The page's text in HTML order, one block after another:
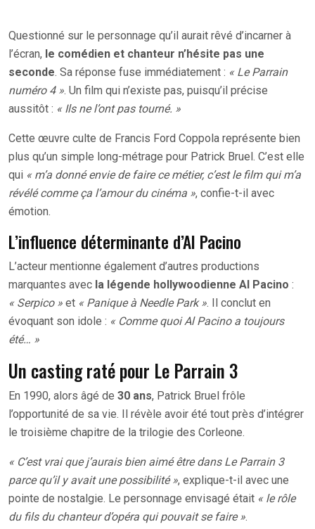
Questionné sur le personnage qu’il aurait rêvé d’incarner à
l’écran, le comédien et chanteur n’hésite pas une
seconde. Sa réponse fuse immédiatement : « Le Parrain
numéro 4 ». Un film qui n’existe pas, puisqu’il précise
aussitôt : « Ils ne l’ont pas tourné. »
Cette œuvre culte de Francis Ford Coppola représente bien
plus qu’un simple long-métrage pour Patrick Bruel. C’est elle
qui « m’a donné envie de faire ce métier, c’est le film qui m’a
révélé comme ça l’amour du cinéma », confie-t-il avec
émotion.
L’influence déterminante d’Al Pacino
L’acteur mentionne également d’autres productions
marquantes avec la légende hollywoodienne Al Pacino :
« Serpico » et « Panique à Needle Park ». Il conclut en
évoquant son idole : « Comme quoi Al Pacino a toujours
été… »
Un casting raté pour Le Parrain 3
En 1990, alors âgé de 30 ans, Patrick Bruel frôle
l’opportunité de sa vie. Il révèle avoir été tout près d’intégrer
le troisième chapitre de la trilogie des Corleone.
« C’est vrai que j’aurais bien aimé être dans Le Parrain 3
parce qu’il y avait une possibilité », explique-t-il avec une
pointe de nostalgie. Le personnage envisagé était « le rôle
du fils du chanteur d’opéra qui pouvait se faire ».